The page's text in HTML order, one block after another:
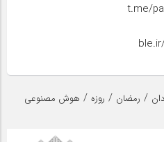
/ رمضان / روزه / هوش مصنوعی